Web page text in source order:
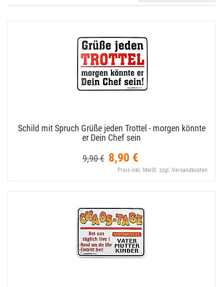
Schild mit Spruch Grüße jeden Trottel - morgen könnte
er Dein Chef sein
9,90 € 8,90 €
Preis inkl. MwSt. zzgl. Versandkosten